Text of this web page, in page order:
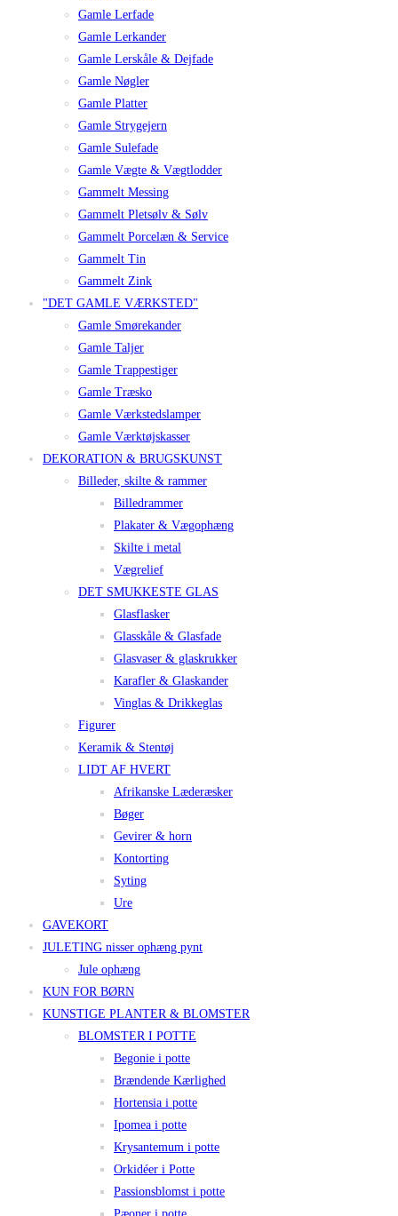
Gamle Lerfade
Gamle Lerkander
Gamle Lerskåle & Dejfade
Gamle Nøgler
Gamle Platter
Gamle Strygejern
Gamle Sulefade
Gamle Vægte & Vægtlodder
Gammelt Messing
Gammelt Pletsølv & Sølv
Gammelt Porcelæn & Service
Gammelt Tin
Gammelt Zink
"DET GAMLE VÆRKSTED"
Gamle Smørekander
Gamle Taljer
Gamle Trappestiger
Gamle Træsko
Gamle Værkstedslamper
Gamle Værktøjskasser
DEKORATION & BRUGSKUNST
Billeder, skilte & rammer
Billedrammer
Plakater & Vægophæng
Skilte i metal
Vægrelief
DET SMUKKESTE GLAS
Glasflasker
Glasskåle & Glasfade
Glasvaser & glaskrukker
Karafler & Glaskander
Vinglas & Drikkeglas
Figurer
Keramik & Stentøj
LIDT AF HVERT
Afrikanske Læderæsker
Bøger
Gevirer & horn
Kontorting
Syting
Ure
GAVEKORT
JULETING nisser ophæng pynt
Jule ophæng
KUN FOR BØRN
KUNSTIGE PLANTER & BLOMSTER
BLOMSTER I POTTE
Begonie i potte
Brændende Kærlighed
Hortensia i potte
Ipomea i potte
Krysantemum i potte
Orkidéer i Potte
Passionsblomst i potte